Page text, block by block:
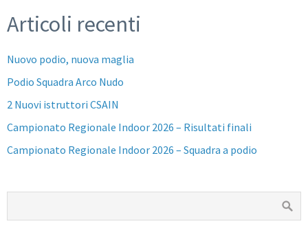
Articoli recenti
Nuovo podio, nuova maglia
Podio Squadra Arco Nudo
2 Nuovi istruttori CSAIN
Campionato Regionale Indoor 2026 – Risultati finali
Campionato Regionale Indoor 2026 – Squadra a podio